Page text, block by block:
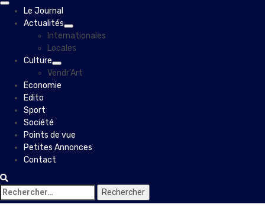
Primary
Menu
Le Journal
Actualités
Internationales
Locales
Culture
Vendr’Art
Economie
Edito
Sport
Société
Points de vue
Petites Annonces
Contact
Rechercher :